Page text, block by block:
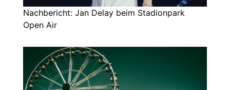
Nachbericht: Jan Delay beim Stadionpark
Open Air